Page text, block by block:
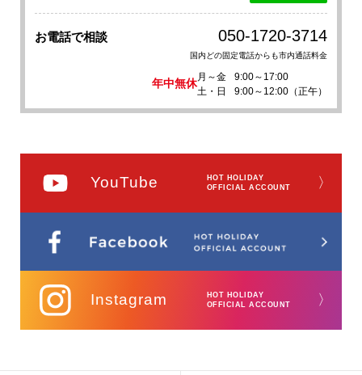
お電話で相談 050-1720-3714
国内どの固定電話からも市内通話料金
年中無休
月～金
9:00～17:00
土・日
9:00～12:00（正午）
YouTube
HOT HOLIDAY
OFFICIAL ACCOUNT
〉
Instagram
HOT HOLIDAY
OFFICIAL ACCOUNT
〉